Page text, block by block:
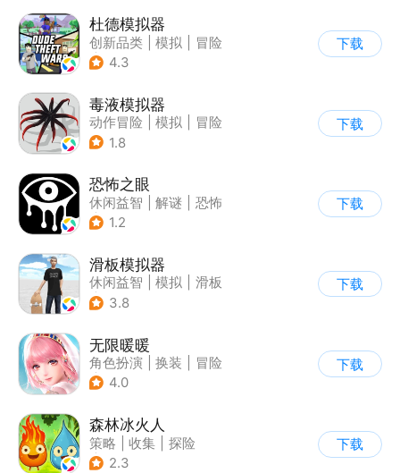
杜德模拟器
创新品类 模拟
冒险
| 写实
4.3
下载
毒液模拟器
动作冒险 模拟
冒险
1.8
下载
恐怖之眼
休闲益智 解谜
恐怖
| 单机
1.2
下载
滑板模拟器
休闲益智 模拟
滑板
| 卡通
3.8
下载
无限暖暖
角色扮演 换装
冒险
| 开放世界
4.0
下载
森林冰火人
策略 收集
探险
| 儿童游戏
2.3
下载